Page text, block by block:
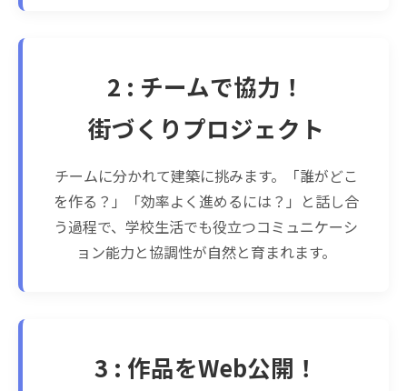
2 : チームで協力！
街づくりプロジェクト
チームに分かれて建築に挑みます。「誰がどこ
を作る？」「効率よく進めるには？」と話し合
う過程で、学校生活でも役立つコミュニケーシ
ョン能力と協調性が自然と育まれます。
3 : 作品をWeb公開！